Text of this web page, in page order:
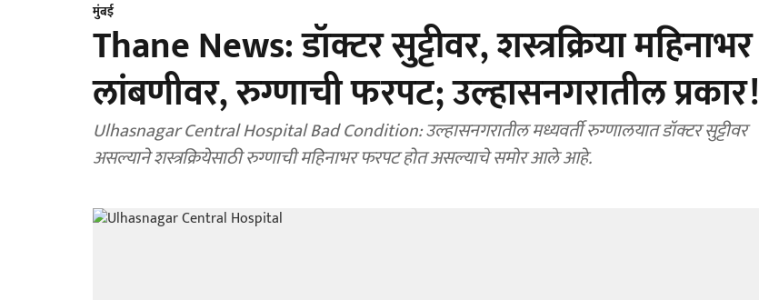
मुंबई
Thane News: डॉक्टर सुट्टीवर, शस्त्रक्रिया महिनाभर
लांबणीवर, रुग्णाची फरपट; उल्हासनगरातील प्रकार!
Ulhasnagar Central Hospital Bad Condition: उल्हासनगरातील मध्यवर्ती रुग्णालयात डॉक्टर सुट्टीवर
असल्याने शस्त्रक्रियेसाठी रुग्णाची महिनाभर फरपट होत असल्याचे समोर आले आहे.